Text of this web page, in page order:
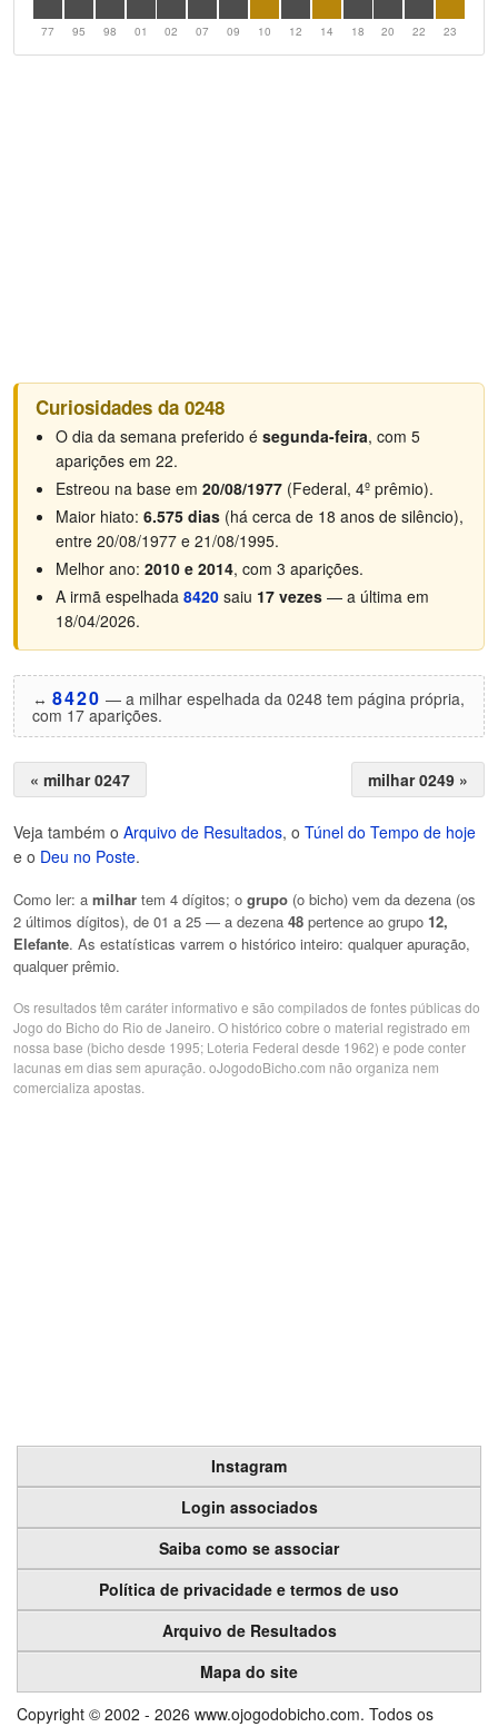
77 95 98 01 02 07 09 10 12 14 18 20 22 23
Curiosidades da 0248
O dia da semana preferido é segunda-feira, com 5
aparições em 22.
Estreou na base em 20/08/1977 (Federal, 4º prêmio).
Maior hiato: 6.575 dias (há cerca de 18 anos de silêncio),
entre 20/08/1977 e 21/08/1995.
Melhor ano: 2010 e 2014, com 3 aparições.
A irmã espelhada 8420 saiu 17 vezes — a última em
18/04/2026.
↔️ 8420 — a milhar espelhada da 0248 tem página própria,
com 17 aparições.
« milhar 0247 milhar 0249 »
Veja também o Arquivo de Resultados, o Túnel do Tempo de hoje
e o Deu no Poste.
Como ler: a milhar tem 4 dígitos; o grupo (o bicho) vem da dezena (os
2 últimos dígitos), de 01 a 25 — a dezena 48 pertence ao grupo 12,
Elefante. As estatísticas varrem o histórico inteiro: qualquer apuração,
qualquer prêmio.
Os resultados têm caráter informativo e são compilados de fontes públicas do
Jogo do Bicho do Rio de Janeiro. O histórico cobre o material registrado em
nossa base (bicho desde 1995; Loteria Federal desde 1962) e pode conter
lacunas em dias sem apuração. oJogodoBicho.com não organiza nem
comercializa apostas.
Instagram
Login associados
Saiba como se associar
Política de privacidade e termos de uso
Arquivo de Resultados
Mapa do site
Copyright © 2002 - 2026 www.ojogodobicho.com. Todos os